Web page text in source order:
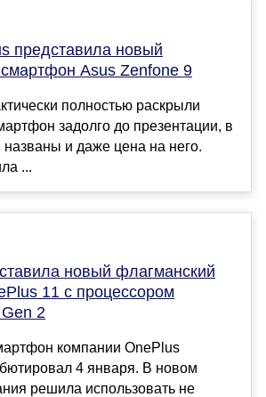
представила новый
Asus Zenfone 9
полностью раскрыли
задолго до презентации, в
и даже цена на него.
...
новый флагманский
11 с процессором
2
компании OnePlus
4 января. В новом
решила использовать не